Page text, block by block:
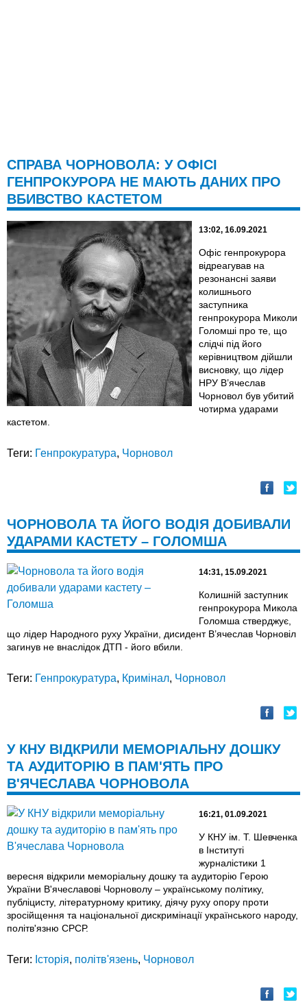
СПРАВА ЧОРНОВОЛА: У ОФІСІ
ГЕНПРОКУРОРА НЕ МАЮТЬ ДАНИХ ПРО
ВБИВСТВО КАСТЕТОМ
13:02, 16.09.2021
Офіс генпрокурора
відреагував на
резонансні заяви
колишнього
заступника
генпрокурора Миколи
Голомші про те, що
слідчі під його
керівництвом дійшли
висновку, що лідер
НРУ В’ячеслав
Чорновол був убитий
чотирма ударами
кастетом.
Теги: Генпрокуратура, Чорновол
ЧОРНОВОЛА ТА ЙОГО ВОДІЯ ДОБИВАЛИ
УДАРАМИ КАСТЕТУ – ГОЛОМША
14:31, 15.09.2021
Колишній заступник
генпрокурора Микола
Голомша стверджує,
що лідер Народного руху України, дисидент В’ячеслав Чорновіл
загинув не внаслідок ДТП - його вбили.
Теги: Генпрокуратура, Кримінал, Чорновол
У КНУ ВІДКРИЛИ МЕМОРІАЛЬНУ ДОШКУ
ТА АУДИТОРІЮ В ПАМ'ЯТЬ ПРО
В'ЯЧЕСЛАВА ЧОРНОВОЛА
16:21, 01.09.2021
У КНУ ім. Т. Шевченка
в Інституті
журналістики 1
вересня відкрили меморіальну дошку та аудиторію Герою
України В'ячеславові Чорноволу – українському політику,
публіцисту, літературному критику, діячу руху опору проти
зросійщення та національної дискримінації українського народу,
політв'язню СРСР.
Теги: Історія, політв'язень, Чорновол